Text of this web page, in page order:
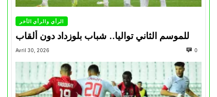
الرأي والرأي الأخر
للموسم الثاني تواليا.. شباب بلوزداد دون ألقاب
Avril 30, 2026 0